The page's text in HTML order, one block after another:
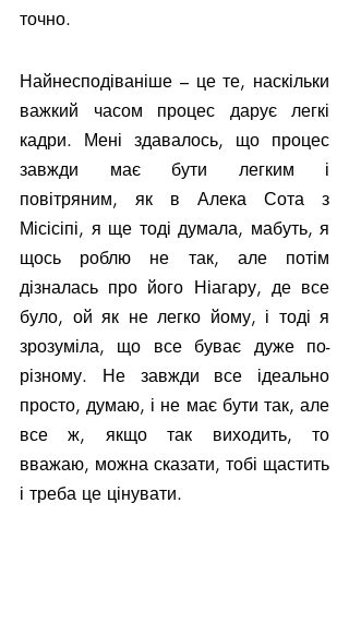
точно.
Найнесподіваніше – це те, наскільки
важкий часом процес дарує легкі
кадри. Мені здавалось, що процес
завжди має бути легким і
повітряним, як в Алека Сота з
Місісіпі, я ще тоді думала, мабуть, я
щось роблю не так, але потім
дізналась про його Ніагару, де все
було, ой як не легко йому, і тоді я
зрозуміла, що все буває дуже по-
різному. Не завжди все ідеально
просто, думаю, і не має бути так, але
все ж, якщо так виходить, то
вважаю, можна сказати, тобі щастить
і треба це цінувати.